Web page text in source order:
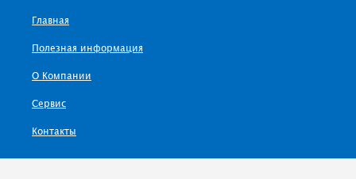
Главная
Полезная информация
О Компании
Сервис
Контакты